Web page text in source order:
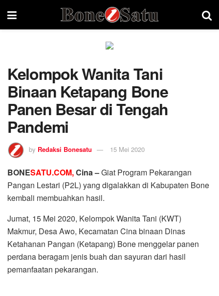
Kelompok Wanita Tani
Binaan Ketapang Bone
Panen Besar di Tengah
Pandemi
by Redaksi Bonesatu 15 Mei 2020
BONESATU.COM,Cina –Giat Program Pekarangan
Pangan Lestari (P2L) yang digalakkan di Kabupaten Bone
kembali membuahkan hasil.
Jumat, 15 Mei 2020, Kelompok Wanita Tani (KWT)
Makmur, Desa Awo, Kecamatan Cina binaan Dinas
Ketahanan Pangan (Ketapang) Bone menggelar panen
perdana beragam jenis buah dan sayuran dari hasil
pemanfaatan pekarangan.